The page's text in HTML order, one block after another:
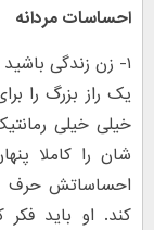
احساسات مردانه
۱- زن زندگی باشید تا حسش را به شما بگوید
یک راز بزرگ را
خیلی خیلی
شان را کاملا
احساساتش حرف
کند. او باید